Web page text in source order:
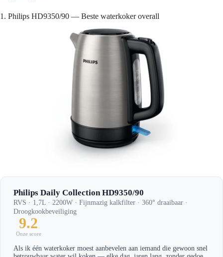
1. Philips HD9350/90 — Beste waterkoker overall
Philips Daily Collection HD9350/90
RVS · 1,7L · 2200W · Fijnmazig kalkfilter · 360° draaibaar ·
Droogkookbeveiliging
9.2
Onze score
Als ik één waterkoker moest aanbevelen aan iemand die gewoon snel